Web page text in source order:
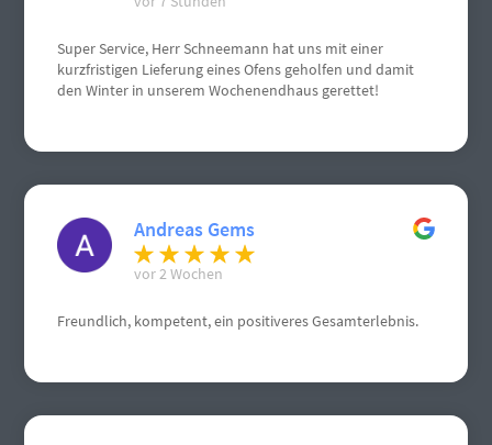
Super Service, Herr Schneemann hat uns mit einer
kurzfristigen Lieferung eines Ofens geholfen und damit
den Winter in unserem Wochenendhaus gerettet!
Andreas Gems
vor 2 Wochen
Freundlich, kompetent, ein positiveres Gesamterlebnis.